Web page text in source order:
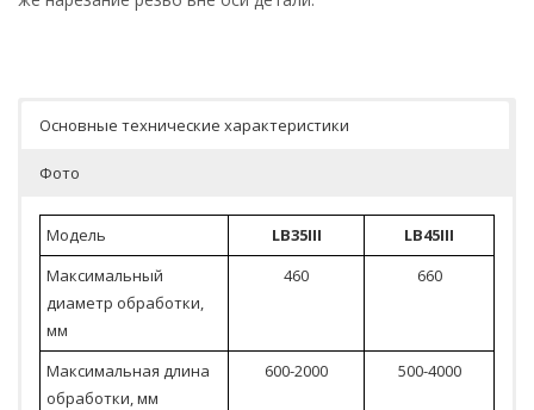
Основные технические характеристики
Фото
Модель LB35III
LB45III
Максимальный
диаметр обработки,
мм
460 660
Максимальная длина
обработки, мм
600-2000 500-4000